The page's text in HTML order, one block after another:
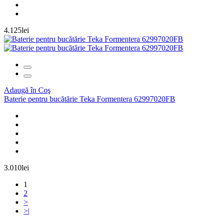
4.125lei
Adaugă în Coş
Baterie pentru bucătărie Teka Formentera 62997020FB
3.010lei
1
2
>
>|